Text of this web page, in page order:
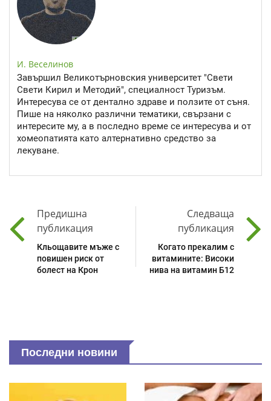
И. Веселинов
Завършил Великотърновския университет "Свети
Свети Кирил и Методий", специалност Туризъм.
Интересува се от дентално здраве и ползите от съня.
Пише на няколко различни тематики, свързани с
интересите му, а в последно време се интересува и от
хомеопатията като алтернативно средство за
лекуване.
Предишна
публикация
Кльощавите мъже с
повишен риск от
болест на Крон
Следваща
публикация
Когато прекалим с
витамините: Високи
нива на витамин Б12
Последни новини